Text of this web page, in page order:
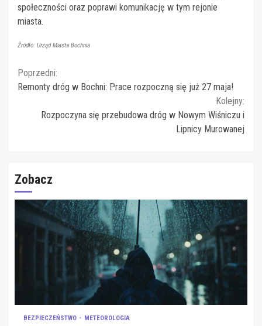
społeczności oraz poprawi komunikację w tym rejonie
miasta.
Źródło: Urząd Miasta Bochnia
Continue
Poprzedni:
Remonty dróg w Bochni: Prace rozpoczną się już 27 maja!
Kolejny:
Rozpoczyna się przebudowa dróg w Nowym Wiśniczu i
Lipnicy Murowanej
Zobacz
BEZPIECZEŃSTWO METEOROLOGIA